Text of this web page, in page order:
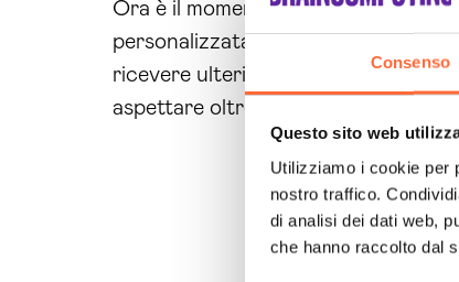
Consenso
Questo sito web
Utilizziamo i cookie per
nostro traffico.
di analisi dei dati web,
che hanno raccolto dal
Ora è il momento di agire! Non
personalizzata e scopri come il
ricevere ulteriori informazioni sui
aspettare oltre, il futuro della tua